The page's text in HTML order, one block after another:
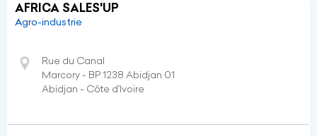
AFRICA SALES'UP
Agro-industrie
Rue du Canal
Marcory - BP 1238 Abidjan 01
Abidjan - Côte d’Ivoire